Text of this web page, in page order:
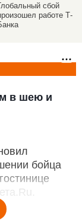
сбой
работе Т-
в шею и
бойца